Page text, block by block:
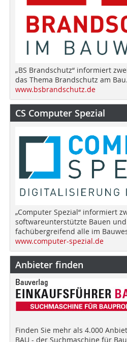
„BS Brandschutz“ informiert
das Thema Brandschutz am Bau.
www.bsbrandschutz.de
CS Computer Spezial
„Computer Spezial“ informiert
softwareunterstützte Bauen
fachübergreifend alle im
www.computer-spezial.de
Anbieter finden
Finden Sie mehr als 4.000
BAU - der Suchmaschine für